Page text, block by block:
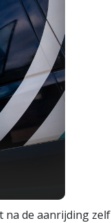
na de aanrijding zelf